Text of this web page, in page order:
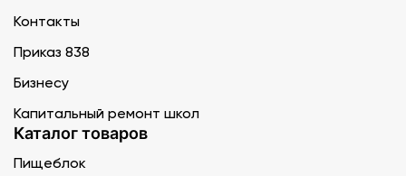
Контакты
Приказ 838
Бизнесу
Капитальный ремонт школ
Каталог товаров
Пищеблок